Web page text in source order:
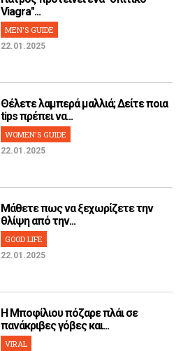
Viagra"...
MEN'S GUIDE
22.01.2025
Θέλετε λαμπερά μαλλιά; Δείτε ποια
tips πρέπει να...
WOMEN'S GUIDE
22.01.2025
Μάθετε πως να ξεχωρίζετε την
θλίψη από την...
GOOD LIFE
22.01.2025
H Μποφίλιου πόζαρε πλάι σε
πανάκριβες γόβες και...
VIRAL